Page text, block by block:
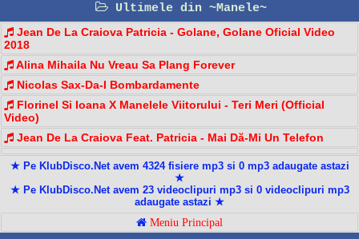
Ultimele din ~Manele~
Jean De La Craiova Patricia - Golane, Golane Oficial Video
2018
Alina Mihaila Nu Vreau Sa Plang Forever
Nicolas Sax-Da-I Bombardamente
Florinel Si Ioana X Manelele Viitorului - Teri Meri (Official
Video)
Jean De La Craiova Feat. Patricia - Mai Dă-Mi Un Telefon
★ Pe KlubDisco.Net avem 4324 fisiere mp3 si 0 mp3 adaugate astazi
★
★ Pe KlubDisco.Net avem 23 videoclipuri mp3 si 0 videoclipuri mp3
adaugate astazi ★
Meniu Principal